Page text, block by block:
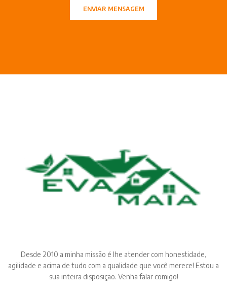
ENVIAR MENSAGEM
Desde 2010 a minha missão é lhe atender com honestidade,
agilidade e acima de tudo com a qualidade que você merece! Estou a
sua inteira disposição. Venha falar comigo!